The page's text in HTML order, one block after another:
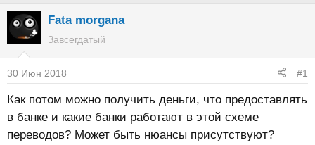
т
о
р
т
е
м
ы
т
ч
а
л
а
Fata morgana
Завсегдатый
30 Июн 2018 #1
Как потом можно получить деньги, что предоставлять
в банке и какие банки работают в этой схеме
переводов? Может быть нюансы присутствуют?